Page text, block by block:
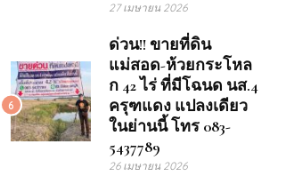
27 เมษายน 2026
6
ด่วน!! ขายที่ดิน
แม่สอด-ห้วยกระโหล
ก 42 ไร่ ที่มีโฉนด นส.4
ครุฑแดง แปลงเดียว
ในย่านนี้ โทร 083-
5437789
26 เมษายน 2026